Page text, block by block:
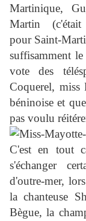
Martinique,
Martin
pour Saint-
suffisamment
vote des
Coquerel, miss
béninoise et
pas voulu
C'est en tout
s'échanger
d'outre-mer,
la chanteuse
Bègue, la